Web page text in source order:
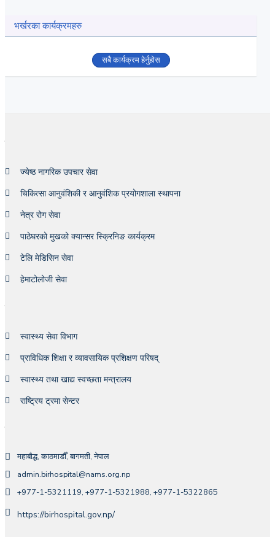
भर्खरका कार्यक्रमहरु
सबै कार्यक्रम हेर्नुहोस
ज्येष्ठ नागरिक उपचार सेवा
चिकित्सा आनुवंशिकी र आनुवंशिक प्रयोगशाला स्थापना
नेत्र रोग सेवा
पाठेघरको मुखको क्यान्सर स्क्रिनिङ कार्यक्रम
टेलि मेडिसिन सेवा
हेमाटोलोजी सेवा
स्वास्थ्य सेवा विभाग
प्राविधिक शिक्षा र व्यावसायिक प्रशिक्षण परिषद्
स्वास्थ्य तथा खाद्य स्वच्छता मन्त्रालय
राष्ट्रिय ट्रमा सेन्टर
महाबौद्ध, काठमाडौँ, बागमती, नेपाल
admin.birhospital@nams.org.np
+977-1-5321119, +977-1-5321988, +977-1-5322865
https://birhospital.gov.np/